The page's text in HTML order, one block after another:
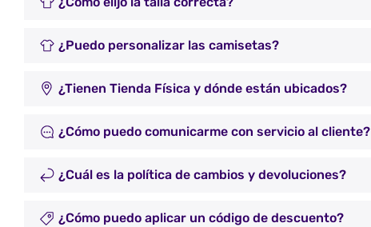
¿Puedo personalizar las camisetas?
¿Tienen Tienda Física y dónde están ubicados?
¿Cómo puedo comunicarme con servicio al cliente?
¿Cuál es la política de cambios y devoluciones?
¿Cómo puedo aplicar un código de descuento?